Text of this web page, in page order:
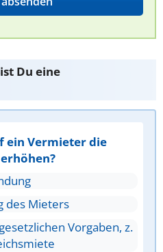
Du eine
ein Vermieter die
des Mieters
Vorgaben, z.